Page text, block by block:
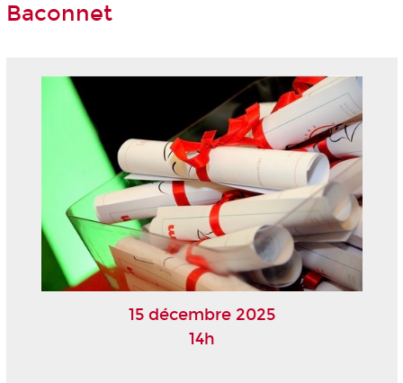
Baconnet
15 décembre 2025
14h